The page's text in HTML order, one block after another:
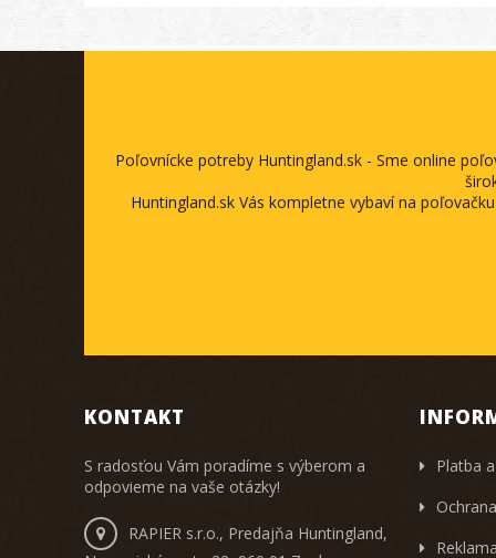
Poľovnícke potreby Huntingland.sk - Sme online
Huntingland.sk Vás kompletne vybaví na
KONTAKT
S radosťou Vám poradíme s výberom a
odpovieme na vaše otázky!
RAPIER s.r.o., Predajňa Huntingland,
Platba